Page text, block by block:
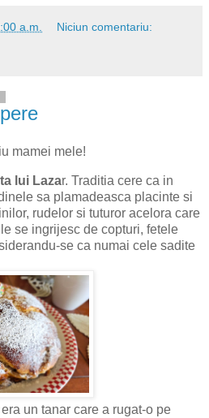
a.m. Niciun comentariu:
mamei mele!
lui Lazar. Traditia cere ca in
sa plamadeasca placinte si
rudelor si tuturor acelora care
se ingrijesc de copturi, fetele
se ca numai cele sadite
era un tanar care a rugat-o pe